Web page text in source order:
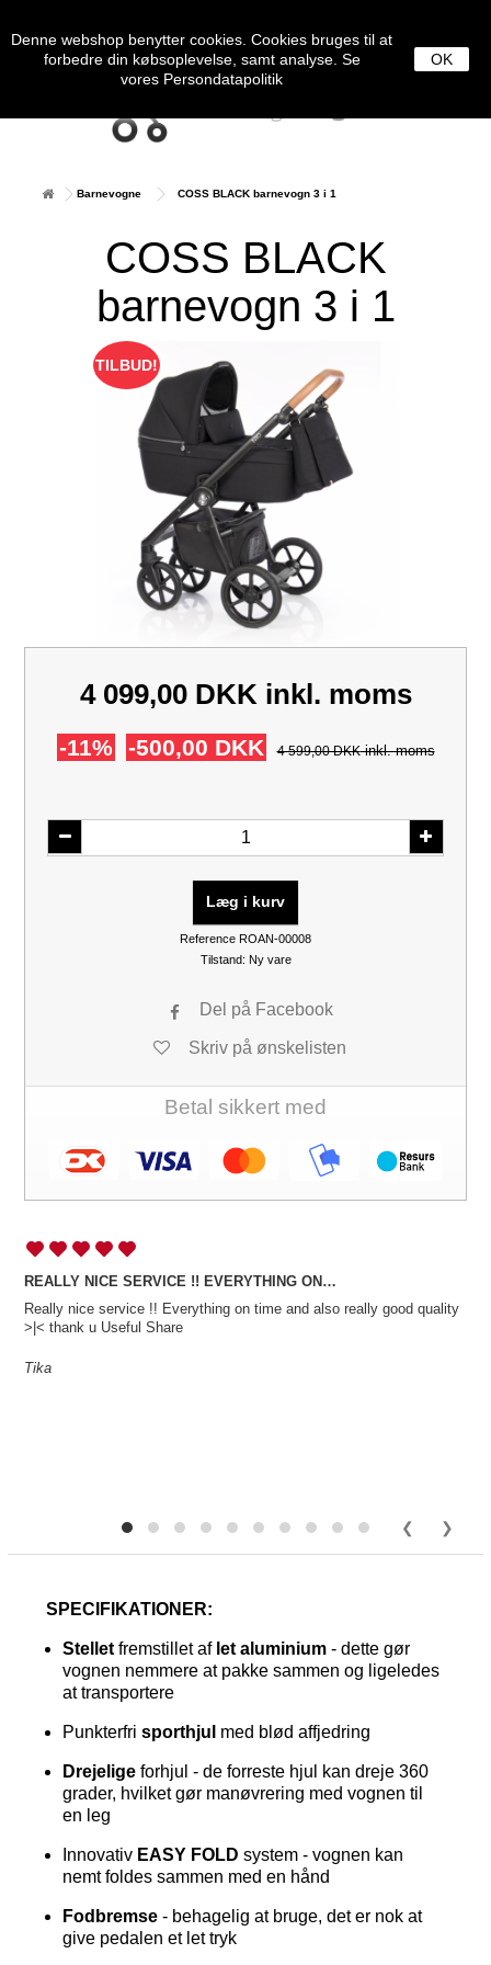
Barnevogne COSS BLACK barnevogn 3 i 1
COSS BLACK
barnevogn 3 i 1
TILBUD!
4 099,00 DKKinkl. moms
-11% -500,00 DKK 4 599,00 DKKinkl. moms
Læg i kurv
Reference ROAN-00008
Tilstand: Ny vare
Del på Facebook
Skriv på ønskelisten
Betal sikkert med
REALLY NICE SERVICE !! EVERYTHING ON…
Really nice service !! Everything on time and also really good quality
>|< thank u Useful Share
Tika
SPECIFIKATIONER:
Stellet fremstillet af let aluminium - dette gør
vognen nemmere at pakke sammen og ligeledes
at transportere
Punkterfrisporthjul med blød affjedring
Drejelige forhjul - de forreste hjul kan dreje 360
grader, hvilket gør manøvrering med vognen til
en leg
Innovativ EASY FOLD system - vognen kan
nemt foldes sammen med en hånd
Fodbremse - behagelig at bruge, det er nok at
give pedalen et let tryk
Denne webshop benytter cookies. Cookies bruges til at
forbedre din købsoplevelse, samt analyse. Se
vores Persondatapolitik
OK